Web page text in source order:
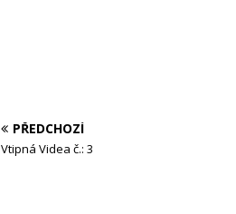
PŘEDCHOZÍ
Vtipná Videa č.: 3